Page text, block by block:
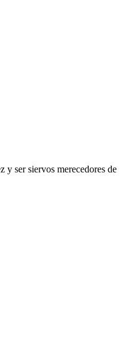
y ser siervos merecedores de